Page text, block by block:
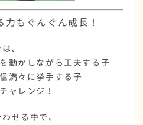
もぐんぐん成長！
、
動かしながら工夫する子
満々に挙手する子
ャレンジ！
せる中で、